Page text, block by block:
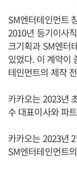
SM엔터테인먼트
2010년 등기이사
크기획과 SM엔터
있었다. 이 계약이
테인먼트의 제작
카카오는 2023년
수 대표이사와 파
카카오는 2023년
SM엔터테인먼트